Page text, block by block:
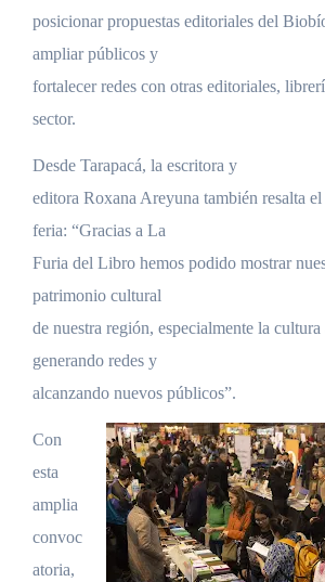
posicionar propuestas editoriales del
ampliar públicos y
fortalecer redes con otras editoriales,
sector.
Desde Tarapacá, la escritora y
editora Roxana Areyuna también resalta
feria: “Gracias a La
Furia del Libro hemos podido mostrar
patrimonio cultural
de nuestra región, especialmente la
generando redes y
alcanzando nuevos públicos”.
Con
esta
amplia
convoc
atoria,